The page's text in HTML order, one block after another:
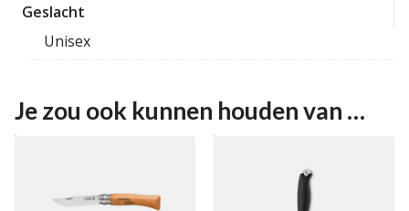
Geslacht
Unisex
Je zou ook kunnen houden van …